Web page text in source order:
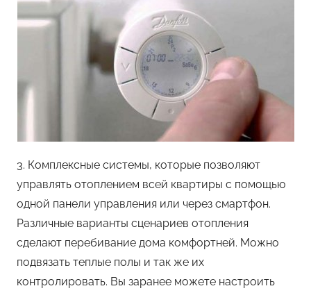
3. Комплексные системы, которые позволяют
управлять отоплением всей квартиры с помощью
одной панели управления или через смартфон.
Различные варианты сценариев отопления
сделают перебивание дома комфортней. Можно
подвязать теплые полы и так же их
контролировать. Вы заранее можете настроить